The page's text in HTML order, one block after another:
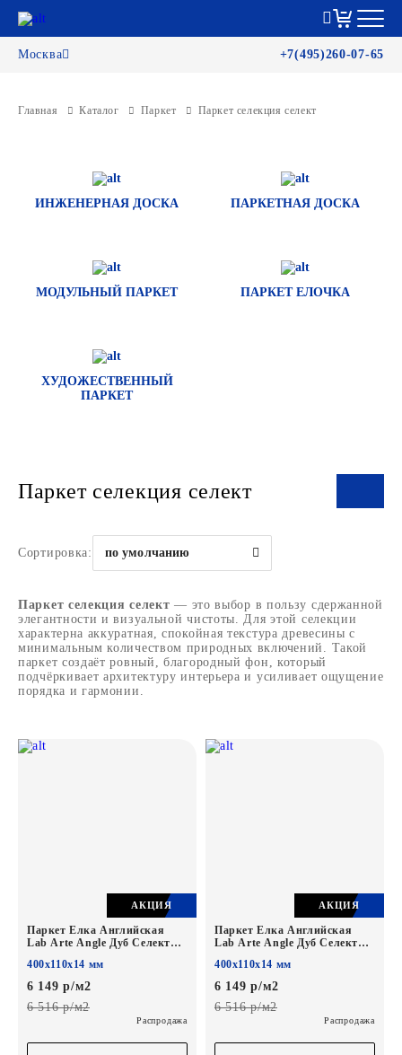
Москва +7(495)260-07-65
Главная Каталог Паркет Паркет селекция селект
ИНЖЕНЕРНАЯ ДОСКА ПАРКЕТНАЯ ДОСКА
МОДУЛЬНЫЙ ПАРКЕТ ПАРКЕТ ЕЛОЧКА
ХУДОЖЕСТВЕННЫЙ
ПАРКЕТ
Паркет селекция селект
Сортировка: по умолчанию
Паркет селекция селект — это выбор в пользу сдержанной
элегантности и визуальной чистоты. Для этой селекции
характерна аккуратная, спокойная текстура древесины с
минимальным количеством природных включений. Такой
паркет создаёт ровный, благородный фон, который
подчёркивает архитектуру интерьера и усиливает ощущение
порядка и гармонии.
АКЦИЯ
Паркет Елка Английская
Lab Arte Angle Дуб Селект
400х110х14 мм
6 149 р/м2
6 516 р/м2
Распродажа
АКЦИЯ
Паркет Елка Английская
Lab Arte Angle Дуб Селект
400х110х14 мм
6 149 р/м2
6 516 р/м2
Распродажа